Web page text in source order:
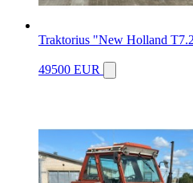
Traktorius "New Holland
49500 EUR